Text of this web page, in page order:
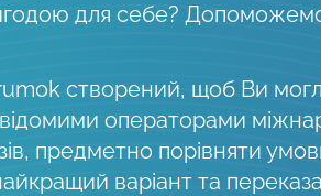
для себе?
створений, щоб Ви
операторами
предметно порівняти
варіант та